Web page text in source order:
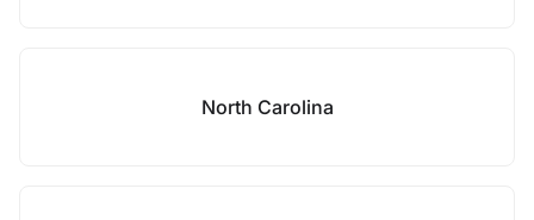
North Carolina